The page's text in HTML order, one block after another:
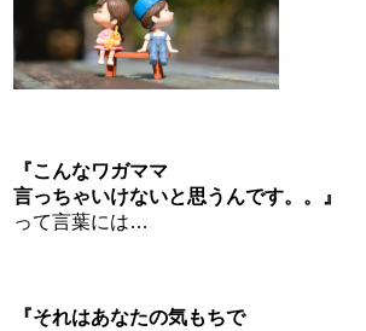
『こんなワガママ
言っちゃいけないと思うんです。。』
って言葉には…
『それはあなたの気もちで